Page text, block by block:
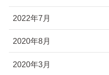
2022年7月
2020年8月
2020年3月